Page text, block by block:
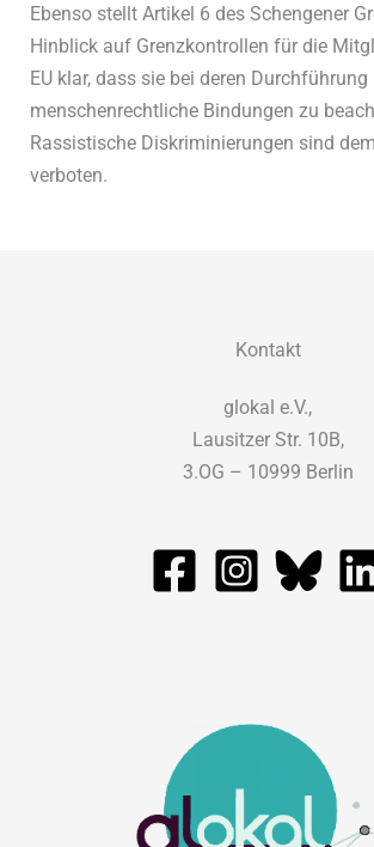
Ebenso stellt Artikel 6 des Schengener
Hinblick auf Grenzkontrollen für die
EU klar, dass sie bei deren Durchführung
menschenrechtliche Bindungen zu
Rassistische Diskriminierungen sind
verboten.
Kontakt
glokal e.V.,
Lausitzer Str. 10B,
3.OG – 10999 Berlin